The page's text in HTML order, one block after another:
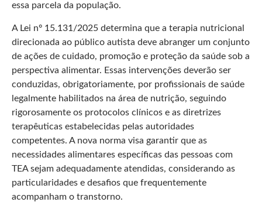
essa parcela da população.
A Lei nº 15.131/2025 determina que a terapia nutricional
direcionada ao público autista deve abranger um conjunto
de ações de cuidado, promoção e proteção da saúde sob a
perspectiva alimentar. Essas intervenções deverão ser
conduzidas, obrigatoriamente, por profissionais de saúde
legalmente habilitados na área de nutrição, seguindo
rigorosamente os protocolos clínicos e as diretrizes
terapêuticas estabelecidas pelas autoridades
competentes. A nova norma visa garantir que as
necessidades alimentares específicas das pessoas com
TEA sejam adequadamente atendidas, considerando as
particularidades e desafios que frequentemente
acompanham o transtorno.